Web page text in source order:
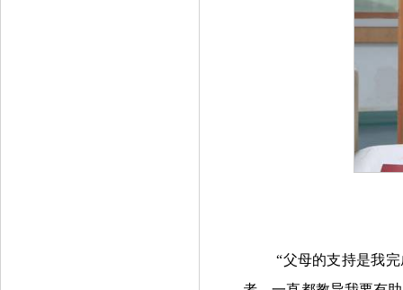
“父母的支持是我